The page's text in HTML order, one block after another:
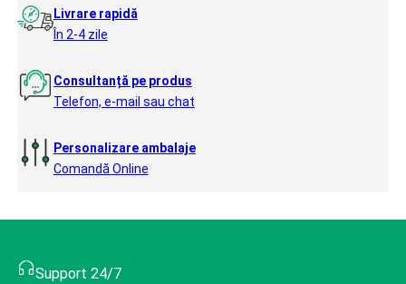
Livrare rapidă
În 2-4 zile
Consultanță pe produs
Telefon, e-mail sau chat
Personalizare ambalaje
Comandă Online
Support 24/7